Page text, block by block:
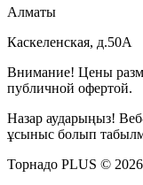
Алматы
Каскеленская, д.50А
Внимание! Цены
публичной офертой.
Назар аударыңыз!
ұсыныс болып
Торнадо PLUS © 2026